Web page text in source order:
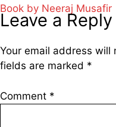
Book by Neeraj Musafir
Leave a Reply
Your email address will
fields are marked *
Comment *